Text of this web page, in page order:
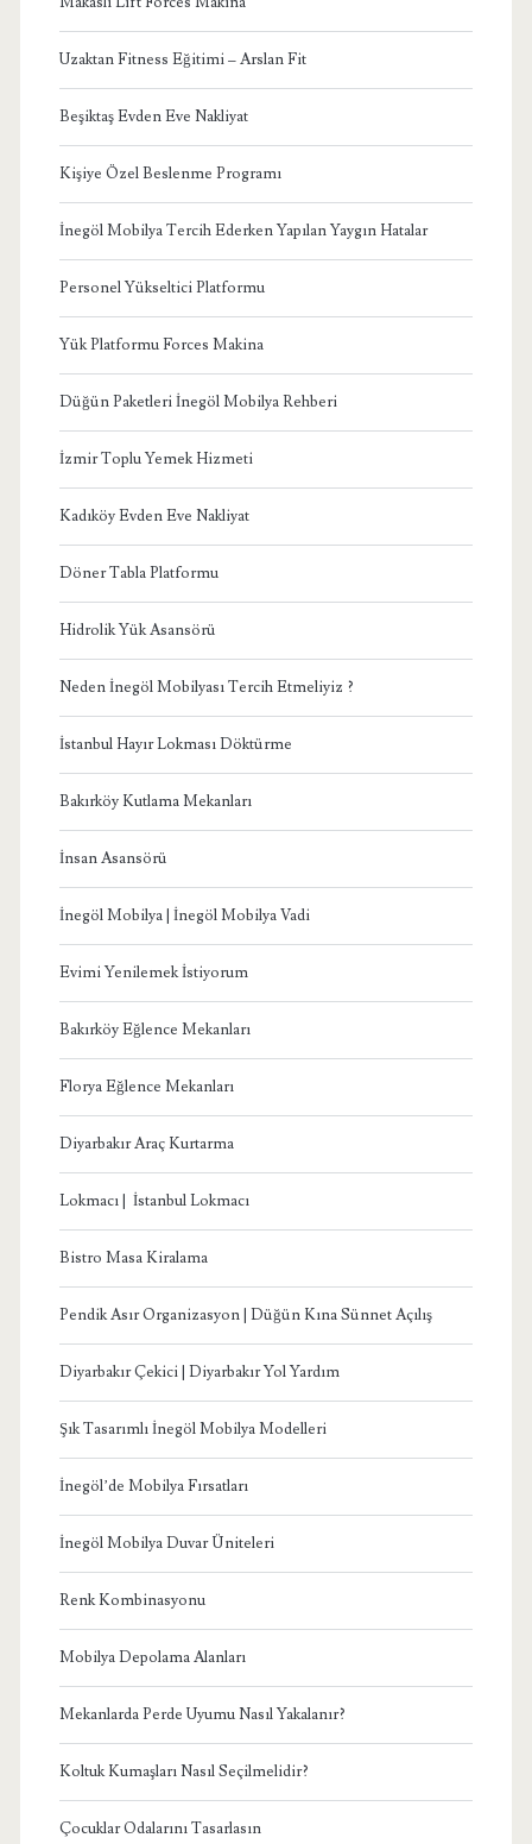
Uzaktan Fitness Eğitimi – Arslan Fit
Beşiktaş Evden Eve Nakliyat
Kişiye Özel Beslenme Programı
İnegöl Mobilya Tercih Ederken Yapılan Yaygın Hatalar
Personel Yükseltici Platformu
Yük Platformu Forces Makina
Düğün Paketleri İnegöl Mobilya Rehberi
İzmir Toplu Yemek Hizmeti
Kadıköy Evden Eve Nakliyat
Döner Tabla Platformu
Hidrolik Yük Asansörü
Neden İnegöl Mobilyası Tercih Etmeliyiz ?
İstanbul Hayır Lokması Döktürme
Bakırköy Kutlama Mekanları
İnsan Asansörü
İnegöl Mobilya | İnegöl Mobilya Vadi
Evimi Yenilemek İstiyorum
Bakırköy Eğlence Mekanları
Florya Eğlence Mekanları
Diyarbakır Araç Kurtarma
Lokmacı | İstanbul Lokmacı
Bistro Masa Kiralama
Pendik Asır Organizasyon | Düğün Kına Sünnet Açılış
Diyarbakır Çekici | Diyarbakır Yol Yardım
Şık Tasarımlı İnegöl Mobilya Modelleri
İnegöl’de Mobilya Fırsatları
İnegöl Mobilya Duvar Üniteleri
Renk Kombinasyonu
Mobilya Depolama Alanları
Mekanlarda Perde Uyumu Nasıl Yakalanır?
Koltuk Kumaşları Nasıl Seçilmelidir?
Çocuklar Odalarını Tasarlasın